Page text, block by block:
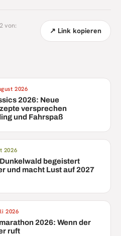
von:
↗ Link kopieren
2026
2026: Neue
versprechen
und Fahrspaß
2026
begeistert
und macht Lust auf 2027
2026
2026: Wenn der
ruft